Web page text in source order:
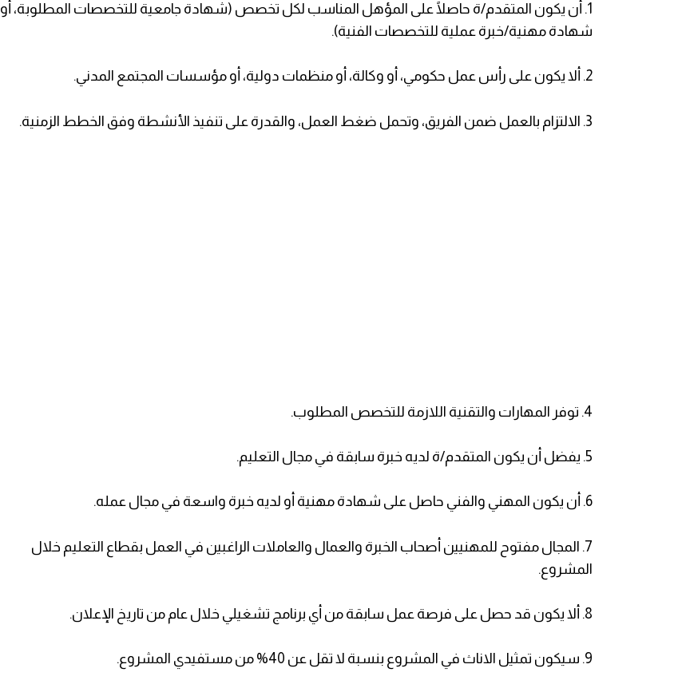
1. أن يكون المتقدم/ة حاصلًا على المؤهل المناسب لكل تخصص (شهادة جامعية للتخصصات المطلوبة، أو
شهادة مهنية/خبرة عملية للتخصصات الفنية).
2. ألا يكون على رأس عمل حكومي، أو وكالة، أو منظمات دولية، أو مؤسسات المجتمع المدني.
3. الالتزام بالعمل ضمن الفريق، وتحمل ضغط العمل، والقدرة على تنفيذ الأنشطة وفق الخطط الزمنية.
4. توفر المهارات والتقنية اللازمة للتخصص المطلوب.
5. يفضل أن يكون المتقدم/ة لديه خبرة سابقة في مجال التعليم.
6. أن يكون المهني والفني حاصل على شهادة مهنية أو لديه خبرة واسعة في مجال عمله.
7. المجال مفتوح للمهنيين أصحاب الخبرة والعمال والعاملات الراغبين في العمل بقطاع التعليم خلال
المشروع.
8. ألا يكون قد حصل على فرصة عمل سابقة من أي برنامج تشغيلي خلال عام من تاريخ الإعلان.
9. سيكون تمثيل الاناث في المشروع بنسبة لا تقل عن 40% من مستفيدي المشروع.